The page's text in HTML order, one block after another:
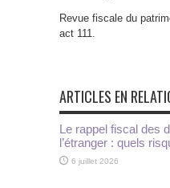
Revue fiscale du
act 111.
ARTICLES EN
Le rappel fiscal des
l’étranger : quels
6 juillet 2026